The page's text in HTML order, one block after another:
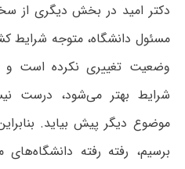
دکتر امید در بخش دیگری از
مسئول دانشگاه، متوجه
وضعیت تغییری نکرده است و
شرایط بهتر می‌شود،
موضوع دیگر پیش بیاید.
برسیم، رفته رفته